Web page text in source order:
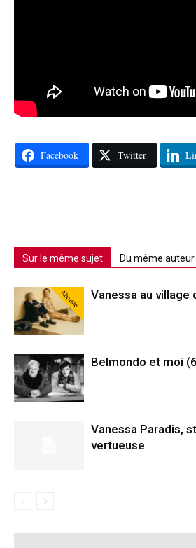
Facebook Twitter
Sur le même sujet Du même auteur
Abonné Vanessa au village
Belmondo et moi
Vanessa Paradis,
vertueuse